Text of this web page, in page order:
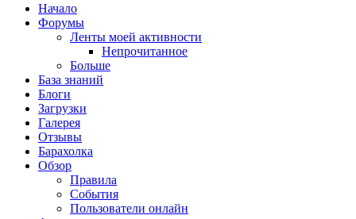
Начало
Форумы
Ленты моей активности
Непрочитанное
Больше
База знаний
Блоги
Загрузки
Галерея
Отзывы
Барахолка
Обзор
Правила
События
Пользователи онлайн